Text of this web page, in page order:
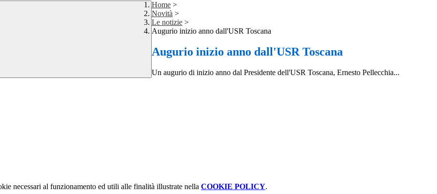
Home >
Novità >
Le notizie >
Augurio inizio anno dall'USR Toscana
Augurio inizio anno dall'USR Toscana
Un augurio di inizio anno dal Presidente dell'USR Toscana, Ernesto Pellecchia...
necessari al funzionamento ed utili alle finalità illustrate nella COOKIE POLICY.